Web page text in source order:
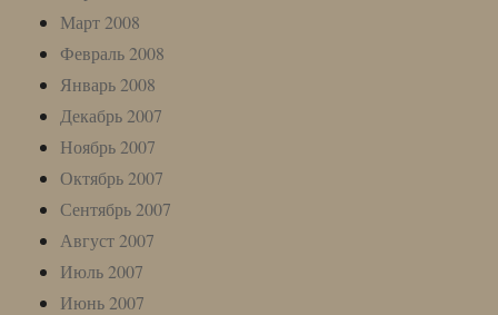
Март 2008
Февраль 2008
Январь 2008
Декабрь 2007
Ноябрь 2007
Октябрь 2007
Сентябрь 2007
Август 2007
Июль 2007
Июнь 2007